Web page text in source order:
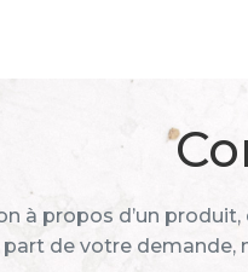
à propos d’un produit,
de votre demande,